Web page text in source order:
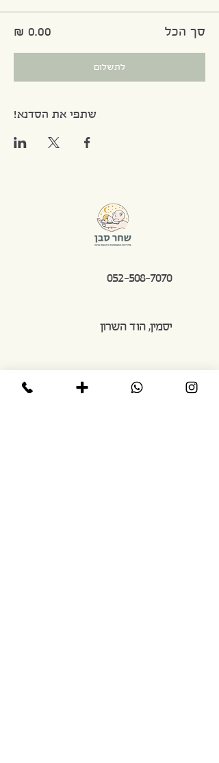
סך הכל
לתשלום
שתפי את הסדנא!
052-508-7070
יסמין, הוד השרון